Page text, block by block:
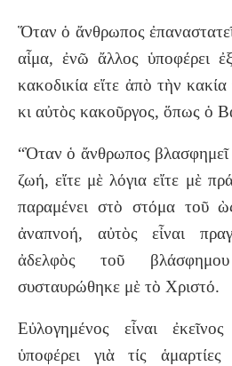
Ὅταν ὁ ἄνθρωπος
αἷμα, ἐνῶ ἄλλος ὑποφέρει
κακοδικία εἴτε ἀπὸ τὴν
κι αὐτὸς κακοῦργος, ὅπως ὁ
“Ὀταν ὁ ἄνθρωπος
ζωή, εἴτε μὲ λόγια εἴτε μὲ
παραμένει στὸ στόμα τοῦ
ἀναπνοή, αὐτὸς εἶναι
ἀδελφὸς τοῦ
συσταυρώθηκε μὲ τὸ Χριστό.
Εὐλογημένος εἶναι
ὑποφέρει γιὰ τίς